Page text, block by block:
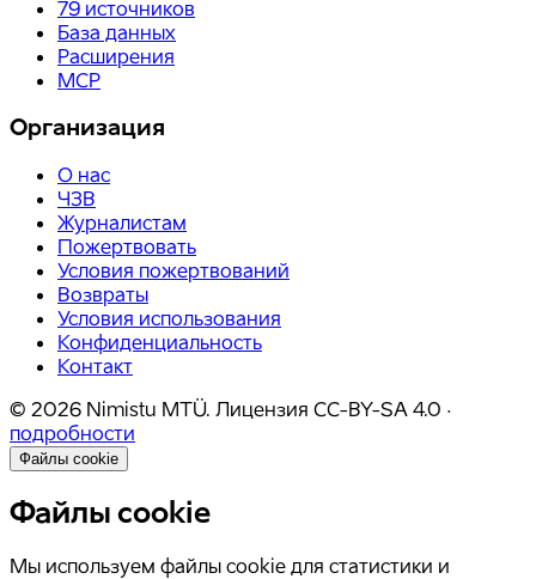
79 источников
База данных
Расширения
MCP
Организация
О нас
ЧЗВ
Журналистам
Пожертвовать
Условия пожертвований
Возвраты
Условия использования
Конфиденциальность
Контакт
© 2026 Nimistu MTÜ. Лицензия CC-BY-SA 4.0 ·
подробности
Файлы cookie
Файлы cookie
Мы используем файлы cookie для статистики и